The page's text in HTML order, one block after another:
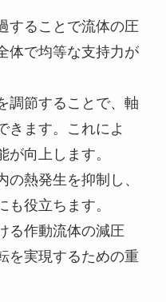
することで流体の圧
体で均等な支持力が
調節することで、軸
きます。これによ
が向上します。
熱発生を抑制し、
役立ちます。
る作動流体の減圧
を実現するための重